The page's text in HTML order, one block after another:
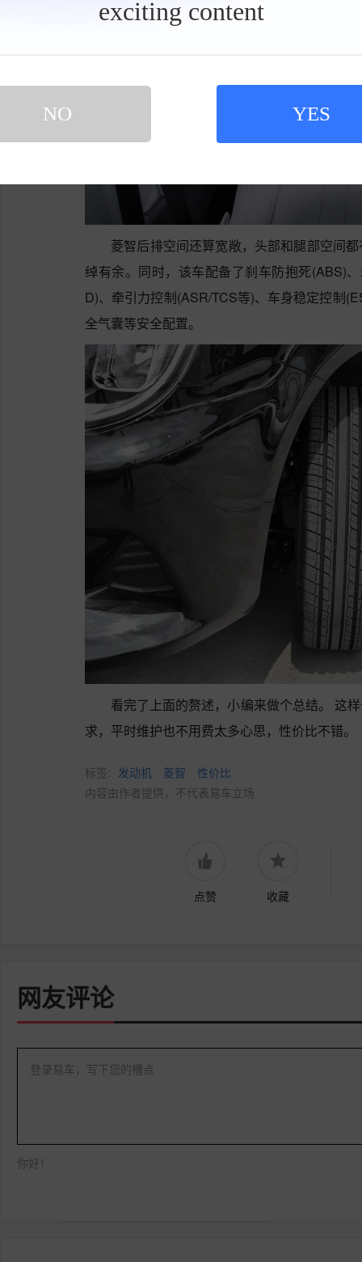
exciting content
NO YES
菱智后排空间还算宽敞，头部和腿部空间
绰有余。同时，该车配备了刹车防抱死(ABS)
D)、牵引力控制(ASR/TCS等)、车身稳定控制
全气囊等安全配置。
看完了上面的赘述，小编来做个总结。 这
求，平时维护也不用费太多心思，性价比不错。
标签: 发动机 菱智
性价比
内容由作者提供，不代表易车立场
点赞 收藏
网友评论
登录易车，写下您的槽点
你好！